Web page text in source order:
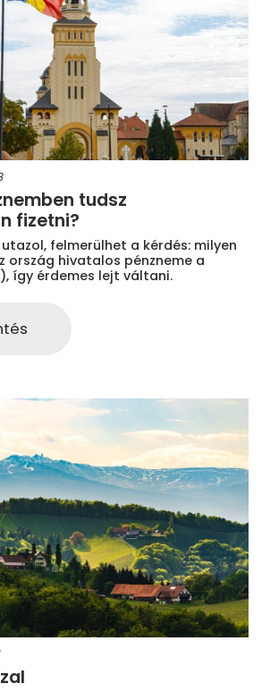
tudsz
fizetni?
felmerülhet a kérdés: milyen
ország hivatalos pénzneme a
így érdemes lejt váltani.